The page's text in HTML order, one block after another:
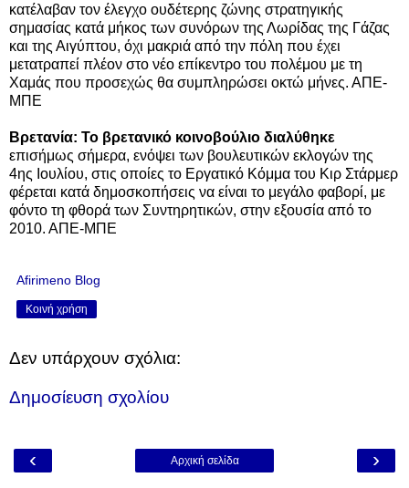
κατέλαβαν τον έλεγχο ουδέτερης ζώνης στρατηγικής
σημασίας κατά μήκος των συνόρων της Λωρίδας της Γάζας
και της Αιγύπτου, όχι μακριά από την πόλη που έχει
μετατραπεί πλέον στο νέο επίκεντρο του πολέμου με τη
Χαμάς που προσεχώς θα συμπληρώσει οκτώ μήνες. ΑΠΕ-
ΜΠΕ
Βρετανία: Το βρετανικό κοινοβούλιο διαλύθηκε
επισήμως σήμερα, ενόψει των βουλευτικών εκλογών της
4ης Ιουλίου, στις οποίες το Εργατικό Κόμμα του Κιρ Στάρμερ
φέρεται κατά δημοσκοπήσεις να είναι το μεγάλο φαβορί, με
φόντο τη φθορά των Συντηρητικών, στην εξουσία από το
2010. ΑΠΕ-ΜΠΕ
Afirimeno Blog
Κοινή χρήση
Δεν υπάρχουν σχόλια:
Δημοσίευση σχολίου
‹ ›
Αρχική σελίδα